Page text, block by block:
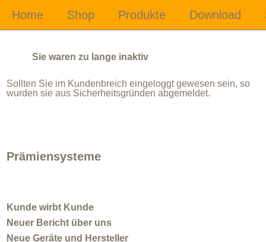
Sie waren zu lange inaktiv
Sollten Sie im Kundenbreich eingeloggt gewesen sein, so
wurden sie aus Sicherheitsgründen abgemeldet.
Prämiensysteme
Kunde wirbt Kunde
Neuer Bericht über uns
Neue Geräte und Hersteller